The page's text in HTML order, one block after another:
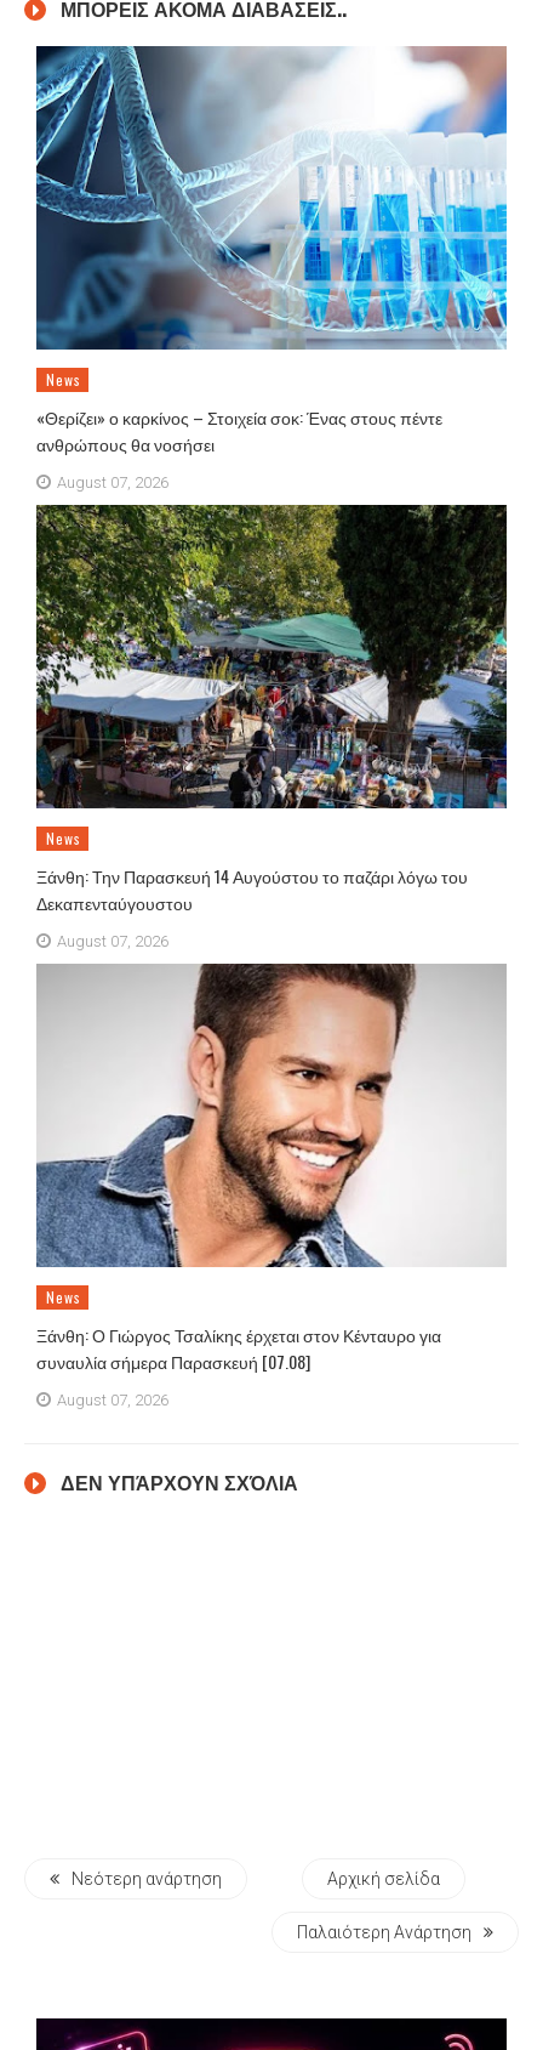
ΜΠΟΡΕΙΣ ΑΚΟΜΑ ΔΙΑΒΑΣΕΙΣ..
News
«Θερίζει» ο καρκίνος – Στοιχεία σοκ: Ένας στους πέντε
ανθρώπους θα νοσήσει
August 07, 2026
News
Ξάνθη: Την Παρασκευή 14 Αυγούστου το παζάρι λόγω του
Δεκαπενταύγουστου
August 07, 2026
News
Ξάνθη: Ο Γιώργος Τσαλίκης έρχεται στον Κένταυρο για
συναυλία σήμερα Παρασκευή [07.08]
August 07, 2026
ΔΕΝ ΥΠΆΡΧΟΥΝ ΣΧΌΛΙΑ
Νεότερη ανάρτηση Αρχική σελίδα
Παλαιότερη Ανάρτηση